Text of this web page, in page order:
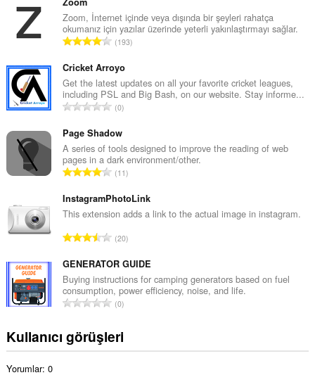
Zoom, İnternet içinde veya dışında bir şeyleri rahatça
okumanız için yazılar üzerinde yeterli yakınlaştırmayı sağlar.
T
p
l
a
m
y
s
a
y
ı
s
:
193
Cricket Arroyo
Get the latest updates on all your favorite cricket leagues,
including PSL and Big Bash, on our website. Stay informe...
T
p
l
a
m
y
s
a
y
ı
s
ı
:
0
Page Shadow
A series of tools designed to improve the reading of web
pages in a dark environment/other.
T
p
l
m
y
s
a
y
s
ı
11
InstagramPhotoLink
This extension adds a link to the actual image in instagram.
T
p
l
a
m
y
s
20
GENERATOR GUIDE
Buying instructions for camping generators based on fuel
consumption, power efficiency, noise, and life.
T
l
0
Kullanıcı görüşleri
Yorumlar: 0